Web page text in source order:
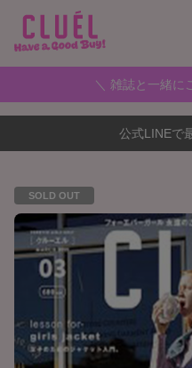
＼ 雑誌と一緒に
公式LINEで
SOLD OUT